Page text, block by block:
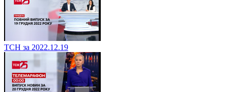
ТСН за 2022.12.19